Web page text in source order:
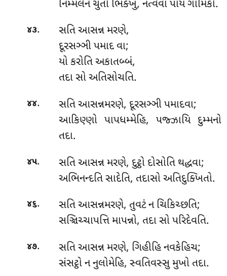
નિમ્મલેન ચુતો ભિક્ખુ, નત્વેવા પાય ગામિકો.
૪૩.
સતિ આસન્ન મરણે,
દૂરસઞ્ઞી પમાદ વા;
યો કરોતિ અકાતબ્બં,
તદા સો અતિસોચતિ.
૪૪. સતિઆસન્નમરણે, દૂરસઞ્ઞી પમાદવા;
આકિણ્ણો પાપધમ્મેહિ, પજ્ઝાયિ દુમ્મનો
તદા.
૪૫.
સતિ આસન્ન મરણે, દુટ્ઠો દોસોતિ થદ્ધવા;
અભિનન્દતિ સાદેતિ, તદાસો અતિદુક્ખિતો.
૪૬. સતિઆસન્નમરણે, તુવટં ન ચિકિચ્છતિ;
સઞ્ચિચ્ચાપત્તિ માપન્નો, તદા સો પરિદેવતિ.
૪૭.
સતિ આસન્ન મરણે, ગિહીહિ નવકેહિચ;
સંસટ્ઠો ન નુલોમેહિ, સ્વતિવસ્સુ મુખો તદા.